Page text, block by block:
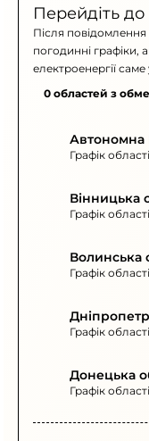
Перейдіть до
Після
погодинні графіки,
електроенергії
0 областей з
Автономна
Графік області
Вінницька
Графік області
Волинська
Графік області
Графік області
Донецька
Графік області